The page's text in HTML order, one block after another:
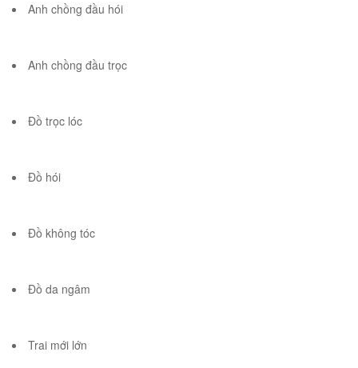
Anh chồng đầu hói
Anh chồng đầu trọc
Đồ trọc lóc
Đồ hói
Đồ không tóc
Đồ da ngâm
Trai mới lớn